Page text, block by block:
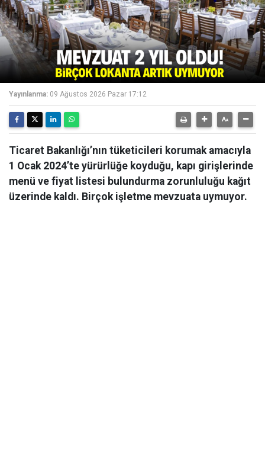
Yayınlanma: 09 Ağustos 2026 Pazar 17:12
Ticaret Bakanlığı’nın tüketicileri korumak amacıyla
1 Ocak 2024’te yürürlüğe koyduğu, kapı girişlerinde
menü ve fiyat listesi bulundurma zorunluluğu kağıt
üzerinde kaldı. Birçok işletme mevzuata uymuyor.